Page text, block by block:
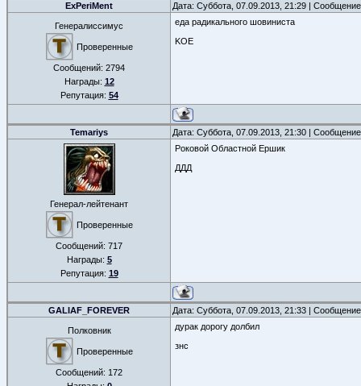
ExPeriMent Дата: Суббота, 07.09.2013, 21:29 |
Генералиссимус
Проверенные
Сообщений: 2794
Награды: 12
Репутация: 54
еда радикального шовиниста
KOE
Temariys Дата: Суббота, 07.09.2013, 21:30 |
Генерал-лейтенант
Проверенные
Сообщений: 717
Награды: 5
Репутация: 19
Роковой Областной Ершик
ДДД
GALIAF_FOREVER Дата: Суббота, 07.09.2013, 21:33 |
Полковник
Проверенные
Сообщений: 172
дурак дорогу долбил
знс